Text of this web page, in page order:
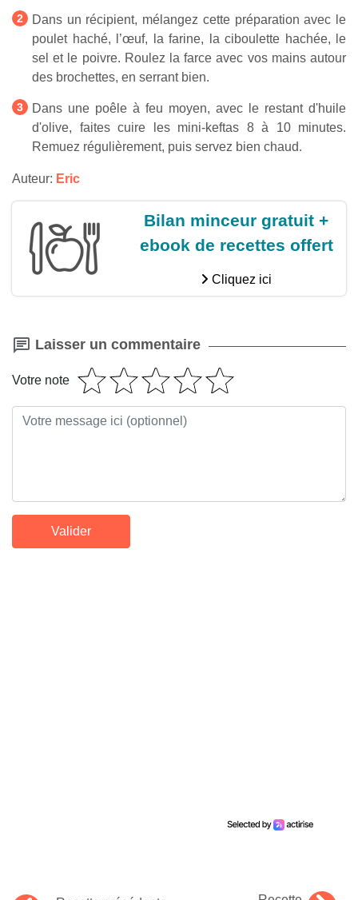
Dans un récipient, mélangez cette préparation avec le
poulet haché, l’œuf, la farine, la ciboulette hachée, le
sel et le poivre. Roulez la farce avec vos mains autour
des brochettes, en serrant bien.
Dans une poêle à feu moyen, avec le restant d'huile
d'olive, faites cuire les mini-keftas 8 à 10 minutes.
Remuez régulièrement, puis servez bien chaud.
Auteur: Eric
Bilan minceur gratuit +
ebook de recettes offert
Cliquez ici
Laisser un commentaire
Votre note